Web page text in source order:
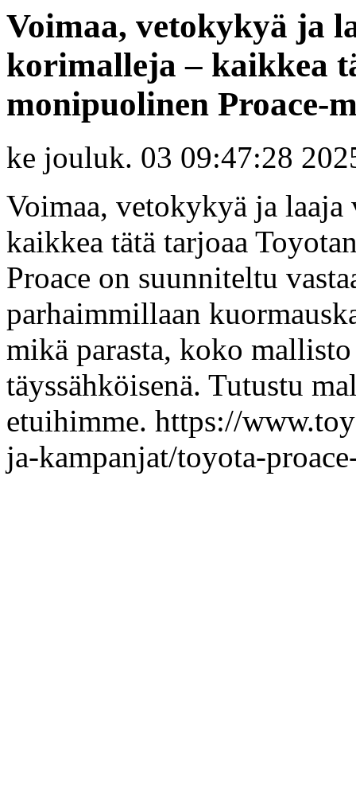
Voimaa, vetokykyä ja
korimalleja – kaikkea
monipuolinen Proace-
ke jouluk. 03 09:47:28
Voimaa, vetokykyä ja
kaikkea tätä tarjoaa
Proace on suunniteltu
parhaimmillaan
mikä parasta, koko
täyssähköisenä. Tutustu
etuihimme. https://
ja-kampanjat/toyota-